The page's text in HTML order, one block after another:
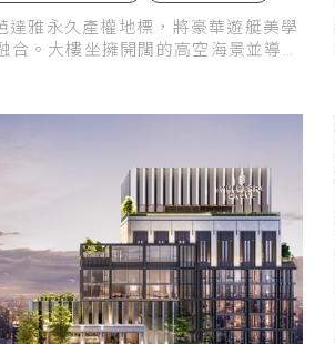
達雅永久產權地標，將豪華遊艇美學
合。大樓坐擁開闊的高空海景並導入